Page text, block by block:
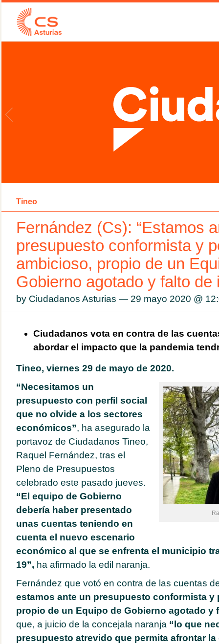
Tineo
Fernández (Cs): “Estamos
presupuesto conformista y
ambicioso, propio de un
Gobierno agotado y falto de
by Ciudadanos Asturias — 29 mayo 2020 @
Ciudadanos vota en contra de las
abordar el impacto que la pandemia
Tineo, viernes 29 de mayo de 2020.
“Necesitamos un
presupuesto con perfil social
que no olvide a los sectores
económicos”, ha asegurado la
portavoz de Ciudadanos Tineo,
Raquel Fernández, tras el
Pleno de Presupuestos
celebrado este pasado jueves.
“El equipo de Gobierno
debería haber presentado
unas cuentas teniendo en
cuenta el nuevo escenario
económico al que se enfrenta el municipio
19”, ha afirmado la edil naranja.
Fernández que votó en contra de las cuentas
estamos ante un presupuesto conformista y
propio de un Equipo de Gobierno agotado y
que, a juicio de la concejala naranja “lo que
presupuesto atrevido que permita afrontar